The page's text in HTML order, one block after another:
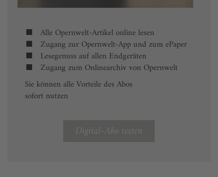
Alle Opernwelt-Artikel online lesen
Zugang zur Opernwelt-App und zum ePaper
Lesegenuss auf allen Endgeräten
Zugang zum Onlinearchiv von Opernwelt
Sie können alle Vorteile des Abos
sofort nutzen
Digital-Abo testen